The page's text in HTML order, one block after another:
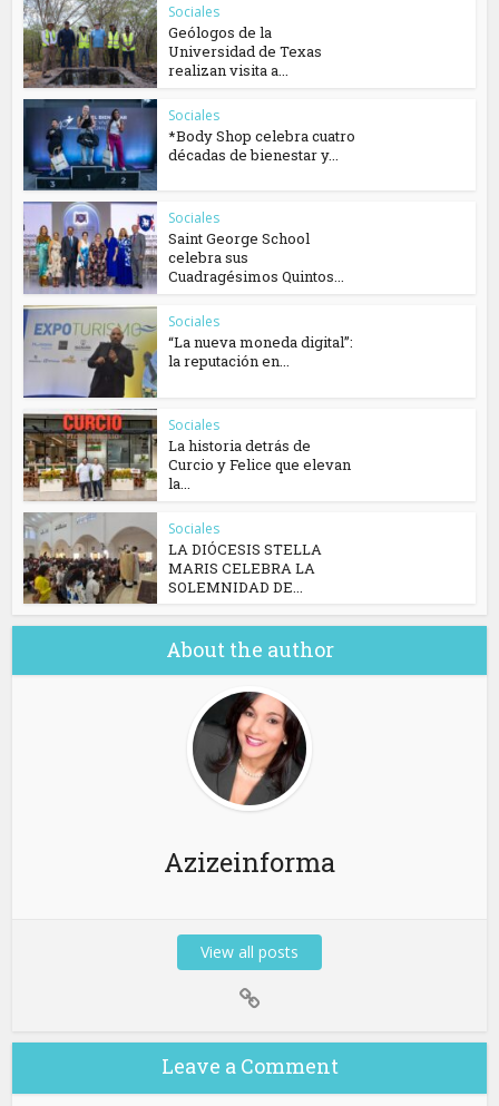
Sociales
Geólogos de la
Universidad de Texas
realizan visita a...
Sociales
*Body Shop celebra cuatro
décadas de bienestar y...
Sociales
Saint George School
celebra sus
Cuadragésimos Quintos...
Sociales
“La nueva moneda digital”:
la reputación en...
Sociales
La historia detrás de
Curcio y Felice que elevan
la...
Sociales
​LA DIÓCESIS STELLA
MARIS CELEBRA LA
SOLEMNIDAD DE...
About the author
Azizeinforma
View all posts
Leave a Comment